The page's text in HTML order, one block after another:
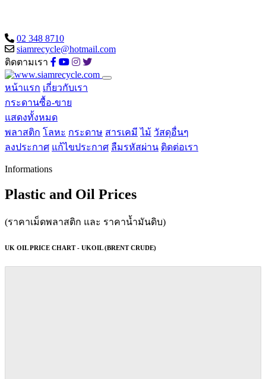
02 348 8710
siamrecycle@hotmail.com
ติดตามเรา
หน้าแรก เกี่ยวกับเรา
กระดานซื้อ-ขาย
แสดงทั้งหมด
พลาสติก โลหะ กระดาษ สารเคมี ไม้ วัสดุอื่นๆ
ลงประกาศ แก้ไขประกาศ ลืมรหัสผ่าน ติดต่อเรา
Informations
Plastic and Oil Prices
(ราคาเม็ดพลาสติก และ ราคาน้ำมันดิบ)
UK OIL PRICE CHART - UKOIL (BRENT CRUDE)